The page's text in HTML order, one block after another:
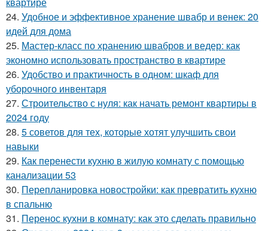
24. Удобное и эффективное хранение швабр и венек: 20
идей для дома
25. Мастер-класс по хранению швабров и ведер: как
экономно использовать пространство в квартире
26. Удобство и практичность в одном: шкаф для
уборочного инвентаря
27. Строительство с нуля: как начать ремонт квартиры в
2024 году
28. 5 советов для тех, которые хотят улучшить свои
навыки
29. Как перенести кухню в жилую комнату с помощью
канализации 53
30. Перепланировка новостройки: как превратить кухню
в спальню
31. Перенос кухни в комнату: как это сделать правильно